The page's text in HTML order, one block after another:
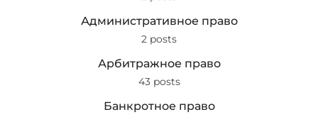
Административное право
2 posts
Арбитражное право
43 posts
Банкротное право